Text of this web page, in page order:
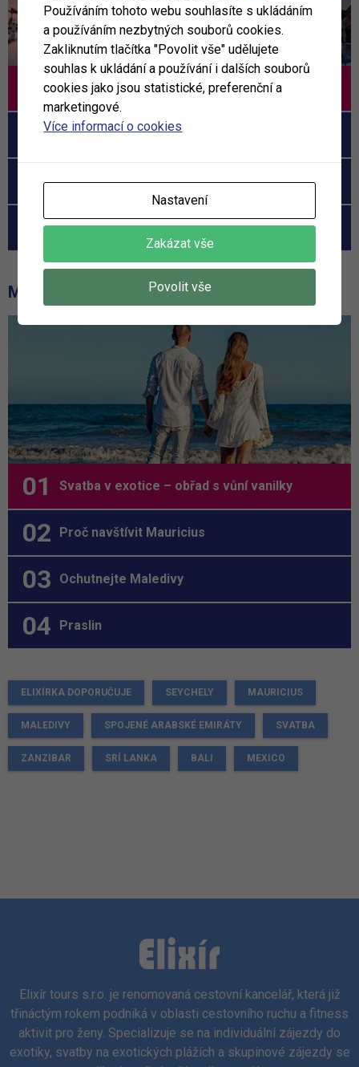
Tamassa
Constance Ephelia
Royal Island Resort
Hotel Patatran Village
MOHLO BY VÁS ZAJÍMAT
Svatba v exotice – obřad s vůní vanilky
Proč navštívit Mauricius
Ochutnejte Maledivy
Praslin
ELIXÍRKA DOPORUČUJE SEYCHELY MAURICIUS
MALEDIVY SPOJENÉ ARABSKÉ EMIRÁTY SVATBA
ZANZIBAR SRÍ LANKA BALI MEXICO
Elixír tours s.r.o. je renomovaná cestovní kancelář, která již
třináctým rokem podniká v oblasti cestovního ruchu a fitness
aktivit pro ženy. Specializuje se na individuální zájezdy do
exotiky, svatby na exotických plážích a skupinové zájezdy se
Používáním tohoto webu souhlasíte s ukládáním
a používáním nezbytných souborů cookies.
Zakliknutím tlačítka "Povolit vše" udělujete
souhlas k ukládání a používání i dalších souborů
cookies jako jsou statistické, preferenční a
marketingové.
Více informací o cookies
Nastavení
Zakázat vše
Povolit vše